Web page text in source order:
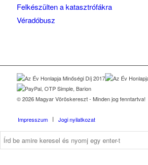
Felkészülten a katasztrófákra
Véradóbusz
© 2026 Magyar Vöröskereszt - Minden jog fenntartva!
Impresszum Jogi nyilatkozat